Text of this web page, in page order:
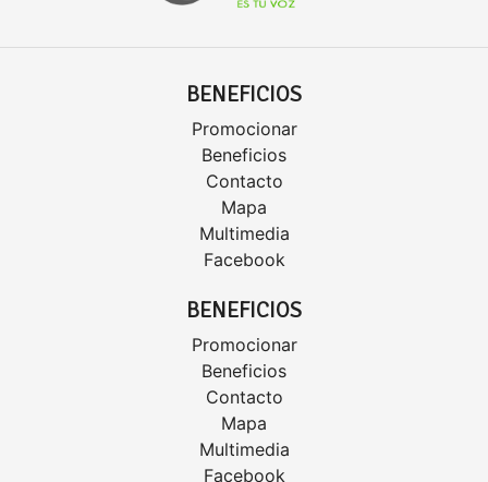
BENEFICIOS
Promocionar
Beneficios
Contacto
Mapa
Multimedia
Facebook
BENEFICIOS
Promocionar
Beneficios
Contacto
Mapa
Multimedia
Facebook